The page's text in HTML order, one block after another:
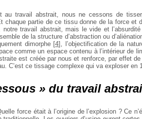
au travail abstrait, nous ne cessons de
chaque partie de ce tissu donne de la force
notre travail abstrait, mais le vide et
de la structure d’abstraction ou
dimorphe[4]
, l’objectification de la
comme un espace contenu à l’intérieur de
est créée par nous et renforce, par effet
C’est ce tissage complexe qui va exploser en
» du travail
force était à l’origine de l’explosion ? Ce